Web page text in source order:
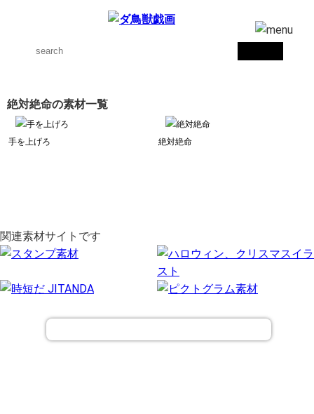
絶対絶命の素材一覧
手を上げろ 絶対絶命
関連素材サイトです